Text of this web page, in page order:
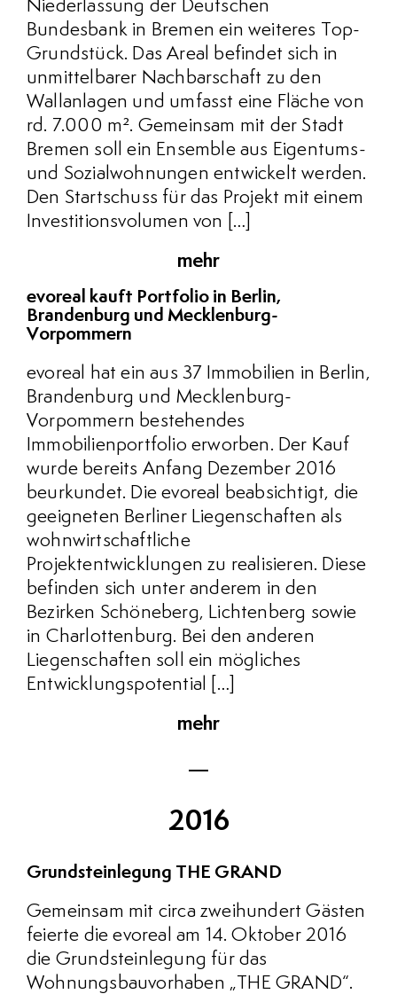
Niederlassung der Deutschen
Bundesbank in Bremen ein weiteres Top-
Grundstück. Das Areal befindet sich in
unmittelbarer Nachbarschaft zu den
Wallanlagen und umfasst eine Fläche von
rd. 7.000 m². Gemeinsam mit der Stadt
Bremen soll ein Ensemble aus Eigentums-
und Sozialwohnungen entwickelt werden.
Den Startschuss für das Projekt mit einem
Investitionsvolumen von […]
mehr
evoreal kauft Portfolio in Berlin,
Brandenburg und Mecklenburg-
Vorpommern
evoreal hat ein aus 37 Immobilien in Berlin,
Brandenburg und Mecklenburg-
Vorpommern bestehendes
Immobilienportfolio erworben. Der Kauf
wurde bereits Anfang Dezember 2016
beurkundet. Die evoreal beabsichtigt, die
geeigneten Berliner Liegen­schaften als
wohnwirtschaftliche
Projektentwicklungen zu realisieren. Diese
befinden sich unter anderem in den
Bezirken Schöneberg, Lichtenberg sowie
in Charlottenburg. Bei den anderen
Liegenschaften soll ein mögliches
Entwicklungspotential […]
mehr
2016
Grundsteinlegung THE GRAND
Gemeinsam mit circa zweihundert Gästen
feierte die evoreal am 14. Oktober 2016
die Grundsteinlegung für das
Wohnungsbauvorhaben „THE GRAND“.